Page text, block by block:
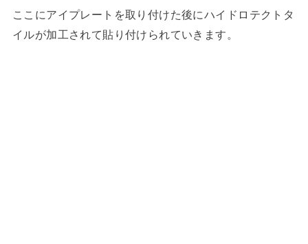
ここにアイプレートを取り付けた後にハイドロテクトタ
イルが加工されて貼り付けられていきます。